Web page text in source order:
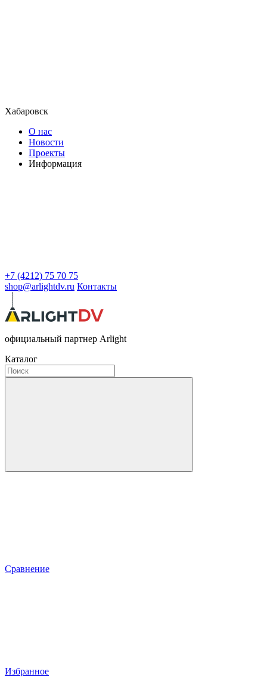
Хабаровск
О нас
Новости
Проекты
Информация
+7 (4212) 75 70 75
shop@arlightdv.ru Контакты
официальный партнер Arlight
Каталог
Сравнение
Избранное